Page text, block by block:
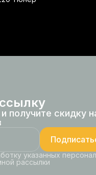
получите скидку
указанных
рассылки